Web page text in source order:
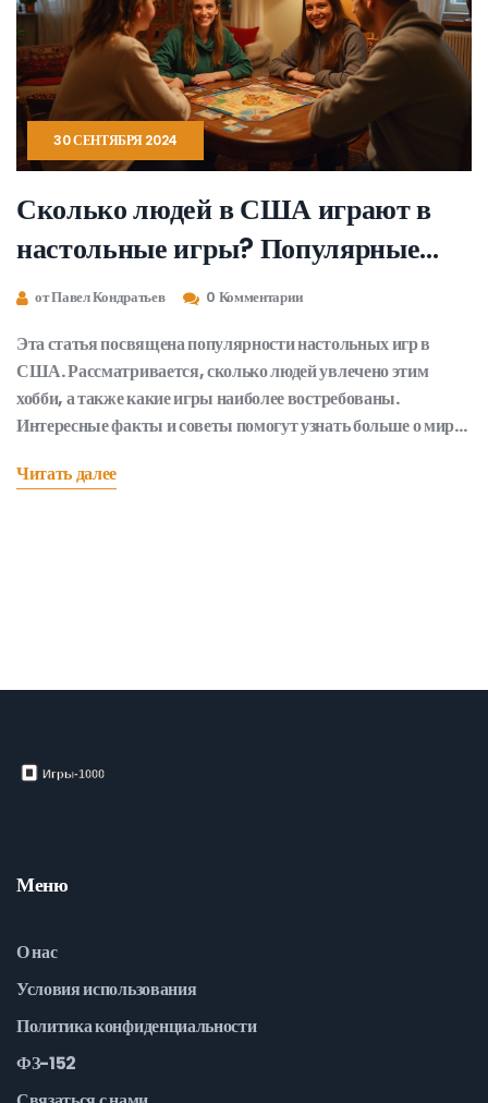
30 СЕНТЯБРЯ 2024
Сколько людей в США играют в
настольные игры? Популярные
настольные игры и количество
от Павел Кондратьев 0 Комментарии
Эта статья посвящена популярности настольных игр в
США. Рассматривается, сколько людей увлечено этим
хобби, а также какие игры наиболее востребованы.
Интересные факты и советы помогут узнать больше о мире
кто интересуется современной культурой игр.
Читать далее
Меню
О нас
Условия использования
Политика конфиденциальности
ФЗ-152